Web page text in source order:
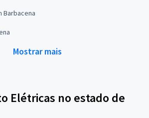
Barbacena
Mostrar mais
Elétricas no estado de